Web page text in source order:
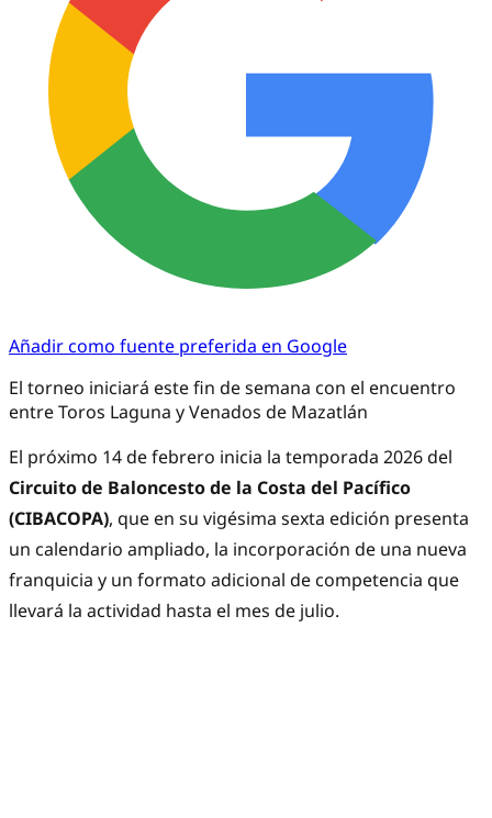
Añadir como fuente preferida en Google
El torneo iniciará este fin de semana con el encuentro
entre Toros Laguna y Venados de Mazatlán
El próximo 14 de febrero inicia la temporada 2026 del
Circuito de Baloncesto de la Costa del Pacífico
(CIBACOPA), que en su vigésima sexta edición presenta
un calendario ampliado, la incorporación de una nueva
franquicia y un formato adicional de competencia que
llevará la actividad hasta el mes de julio.